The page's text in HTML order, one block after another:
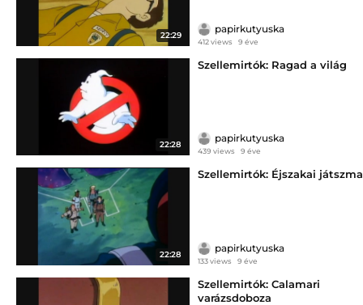
22:29
papirkutyuska
412 views 9 éve
22:28
Szellemirtók: Ragad a világ
papirkutyuska
439 views 9 éve
22:28
Szellemirtók: Éjszakai játszma
papirkutyuska
133 views 9 éve
Szellemirtók: Calamari
varázsdoboza